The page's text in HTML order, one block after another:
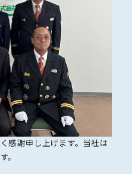
感謝申し上げます。当社は
。